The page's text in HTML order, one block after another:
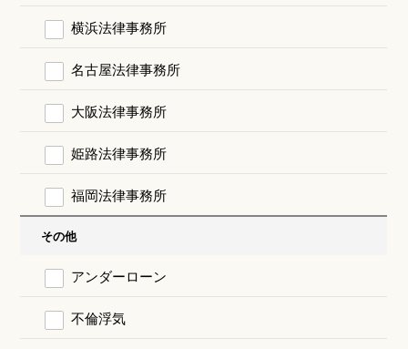
横浜法律事務所
名古屋法律事務所
大阪法律事務所
姫路法律事務所
福岡法律事務所
その他
アンダーローン
不倫浮気